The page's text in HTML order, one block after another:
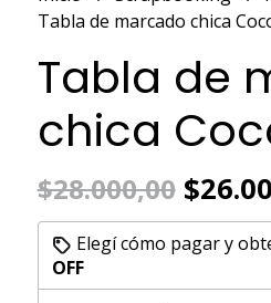
Tabla de marcado chica
Tabla de
chica
$28.000,00
Elegí cómo pagar y
OFF